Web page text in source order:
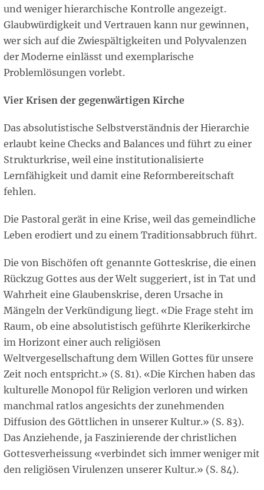
und weniger hierarchische Kontrolle angezeigt.
Glaubwürdigkeit und Vertrauen kann nur gewinnen,
wer sich auf die Zwiespältigkeiten und Polyvalenzen
der Moderne einlässt und exemplarische
Problemlösungen vorlebt.
Vier Krisen der gegenwärtigen Kirche
Das absolutistische Selbstverständnis der Hierarchie
erlaubt keine Checks and Balances und führt zu einer
Strukturkrise, weil eine institutionalisierte
Lernfähigkeit und damit eine Reformbereitschaft
fehlen.
Die Pastoral gerät in eine Krise, weil das gemeindliche
Leben erodiert und zu einem Traditionsabbruch führt.
Die von Bischöfen oft genannte Gotteskrise, die einen
Rückzug Gottes aus der Welt suggeriert, ist in Tat und
Wahrheit eine Glaubenskrise, deren Ursache in
Mängeln der Verkündigung liegt. «Die Frage steht im
Raum, ob eine absolutistisch geführte Klerikerkirche
im Horizont einer auch religiösen
Weltvergesellschaftung dem Willen Gottes für unsere
Zeit noch entspricht.» (S. 81). «Die Kirchen haben das
kulturelle Monopol für Religion verloren und wirken
manchmal ratlos angesichts der zunehmenden
Diffusion des Göttlichen in unserer Kultur.» (S. 83).
Das Anziehende, ja Faszinierende der christlichen
Gottesverheissung «verbindet sich immer weniger mit
den religiösen Virulenzen unserer Kultur.» (S. 84).